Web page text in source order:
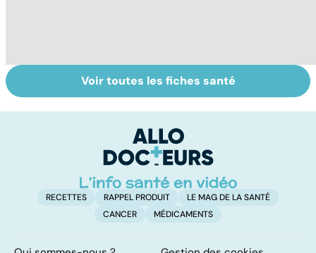
Maladie de Lyme,
quand les tiques
Tout savoir sur
les infections
Voir toutes les fiches santé
RECETTES RAPPEL PRODUIT
LE MAG DE LA SANTÉ
CANCER
MÉDICAMENTS